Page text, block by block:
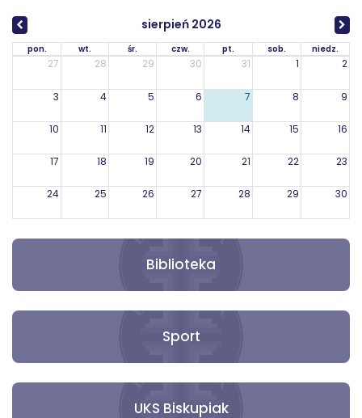
sierpień 2026
pon. wt. śr. czw. pt. sob. niedz.
27 28 29 30 31 1 2
3 4 5 6 7 8 9
10 11 12 13 14 15 16
17 18 19 20 21 22 23
24 25 26 27 28 29 30
Biblioteka
Sport
UKS Biskupiak